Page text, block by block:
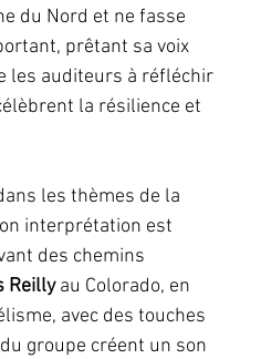
du Nord et ne fasse
prêtant sa voix
les auditeurs à réfléchir
la résilience et
les thèmes de la
interprétation est
des chemins
Reilly au Colorado, en
avec des touches
groupe créent un son